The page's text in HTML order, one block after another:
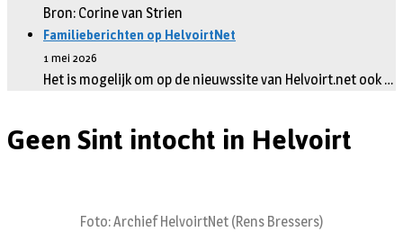
Bron: Corine van Strien
Familieberichten op HelvoirtNet
1 mei 2026
Het is mogelijk om op de nieuwssite van Helvoirt.net ook …
Geen Sint intocht in Helvoirt
Foto: Archief HelvoirtNet (Rens Bressers)